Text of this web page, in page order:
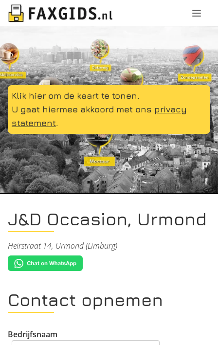
Klik hier om de kaart te tonen.
U gaat hiermee akkoord met ons privacy
statement.
J&D Occasion, Urmond
Heirstraat 14, Urmond (Limburg)
Contact opnemen
Bedrijfsnaam